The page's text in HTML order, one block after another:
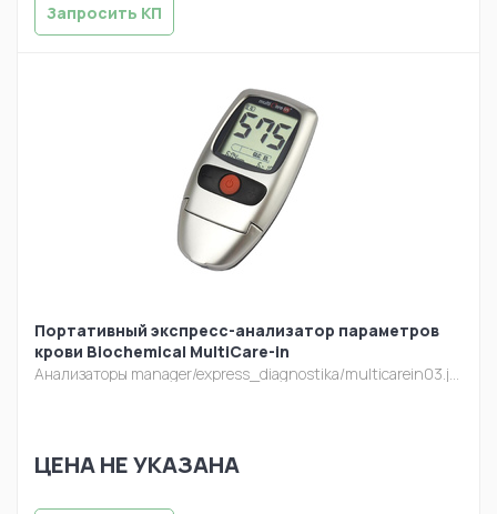
Запросить КП
Портативный экспресс-анализатор параметров
крови Biochemical MultiCare-in
Анализаторы manager/express_diagnostika/multicarein03.jpg
ЦЕНА НЕ УКАЗАНА